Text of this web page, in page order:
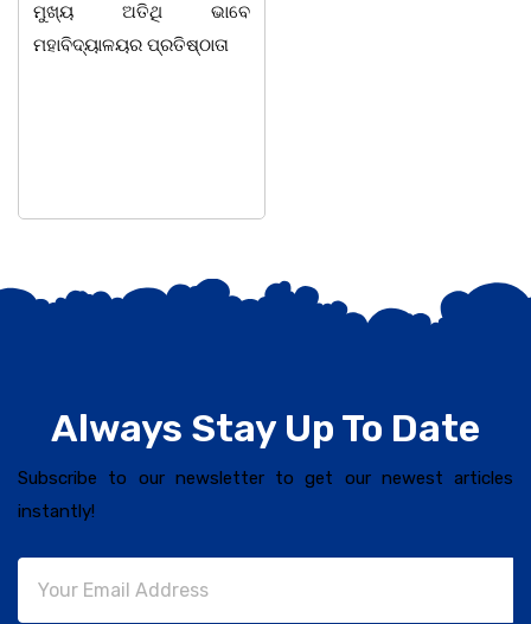
ମୁଖ୍ୟ ଅତିଥି ଭାବେ
ମହାବିଦ୍ୟାଳୟର ପ୍ରତିଷ୍ଠାତା
Always Stay Up To Date
Subscribe to our newsletter to get our newest articles
instantly!